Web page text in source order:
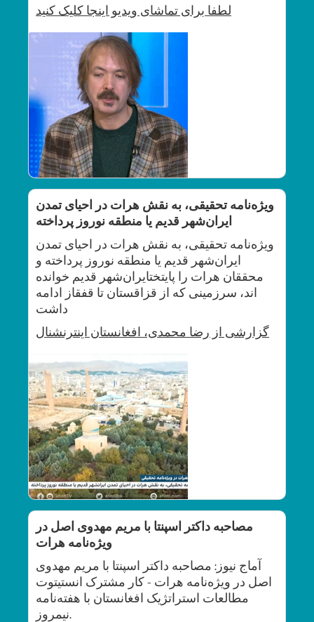
لطفا برای تماشای ویدیو اینجا کلیک کنید
ویژه‌نامه تحقیقی، به نقش هرات در احیای تمدن
ایران‌شهر قدیم یا منطقه نوروز پرداخته
ویژه‌نامه تحقیقی، به نقش هرات در احیای تمدن
ایران‌شهر قدیم یا منطقه نوروز پرداخته و
محققان هرات را پایتختایران‌شهر قدیم خوانده
اند، سرزمینی که از قزاقستان تا قفقاز ادامه
داشت
گزارشی از رضا محمدی، افغانستان اینترنشنال
مصاحبه داکتر اسپنتا با مریم مهدوی اصل در
ویژه‌نامه هرات
آماج نیوز: مصاحبه داکتر اسپنتا با مریم مهدوی
اصل در ویژه‌نامه هرات - کار مشترک انستیتوت
مطالعات استراتژیک افغانستان با هفته‌نامه
نیمروز.